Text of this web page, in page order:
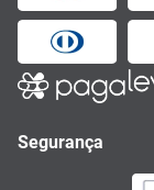
Segurança